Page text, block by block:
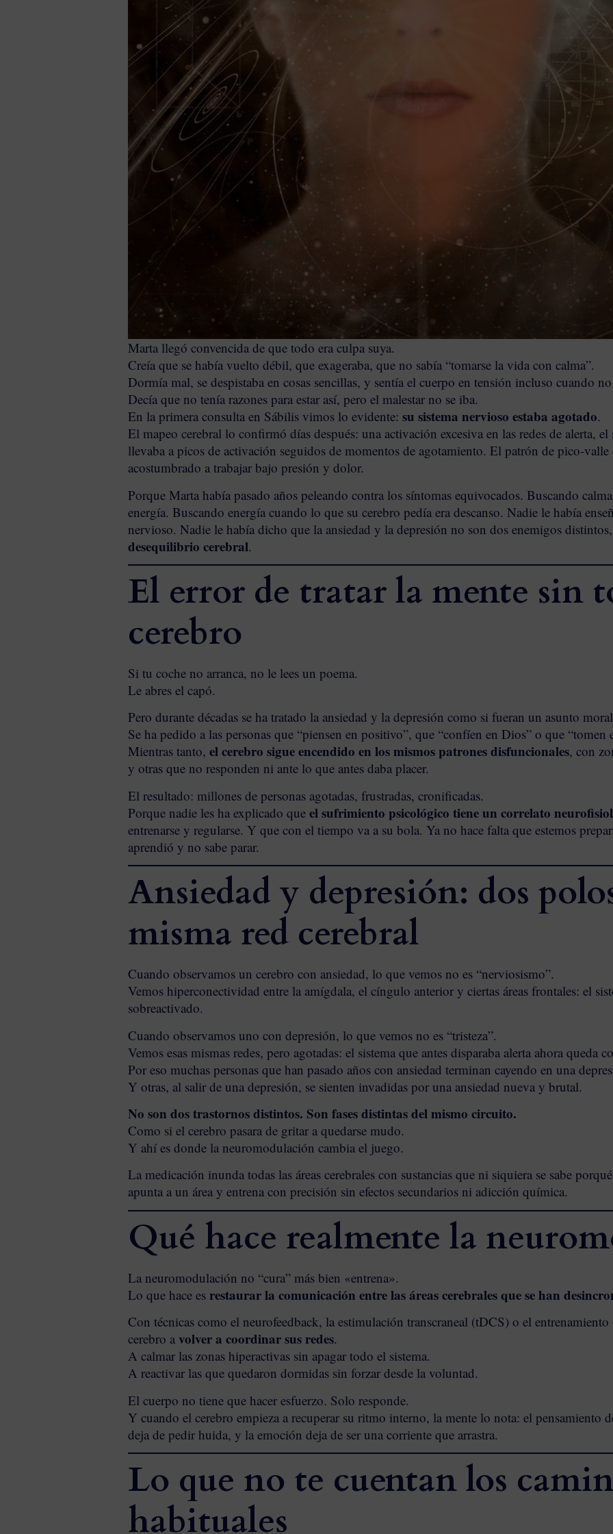
Marta llegó convencida de que todo era culpa suya.
Creía que se había vuelto débil, que exageraba, que no sabía “tomarse la vida con calma”.
Dormía mal, se despistaba en cosas sencillas, y sentía el cuerpo en tensión incluso cuando
Decía que no tenía razones para estar así, pero el malestar no se iba.
En la primera consulta en Sábilis vimos lo evidente: su sistema nervioso estaba agotado.
El mapeo cerebral lo confirmó días después: una activación excesiva en las redes de alerta,
llevaba a picos de activación seguidos de momentos de agotamiento. El patrón de pico-valle
acostumbrado a trabajar bajo presión y dolor.
Porque Marta había pasado años peleando contra los síntomas equivocados. Buscando
energía. Buscando energía cuando lo que su cerebro pedía era descanso. Nadie le había
nervioso. Nadie le había dicho que la ansiedad y la depresión no son dos enemigos
desequilibrio cerebral.
El error de tratar la mente sin
cerebro
Si tu coche no arranca, no le lees un poema.
Le abres el capó.
Pero durante décadas se ha tratado la ansiedad y la depresión como si fueran un asunto
Se ha pedido a las personas que “piensen en positivo”, que “confíen en Dios” o que “tomen
Mientras tanto, el cerebro sigue encendido en los mismos patrones disfuncionales, con
y otras que no responden ni ante lo que antes daba placer.
El resultado: millones de personas agotadas, frustradas, cronificadas.
Porque nadie les ha explicado que el sufrimiento psicológico tiene un correlato
entrenarse y regularse. Y que con el tiempo va a su bola. Ya no hace falta que estemos
aprendió y no sabe parar.
Ansiedad y depresión: dos
misma red cerebral
Cuando observamos un cerebro con ansiedad, lo que vemos no es “nerviosismo”.
Vemos hiperconectividad entre la amígdala, el cíngulo anterior y ciertas áreas frontales: el
sobreactivado.
Cuando observamos uno con depresión, lo que vemos no es “tristeza”.
Vemos esas mismas redes, pero agotadas: el sistema que antes disparaba alerta ahora queda
Por eso muchas personas que han pasado años con ansiedad terminan cayendo en una
Y otras, al salir de una depresión, se sienten invadidas por una ansiedad nueva y brutal.
No son dos trastornos distintos. Son fases distintas del mismo circuito.
Como si el cerebro pasara de gritar a quedarse mudo.
Y ahí es donde la neuromodulación cambia el juego.
La medicación inunda todas las áreas cerebrales con sustancias que ni siquiera se sabe
apunta a un área y entrena con precisión sin efectos secundarios ni adicción química.
Qué hace realmente la
La neuromodulación no “cura” más bien «entrena».
Lo que hace es restaurar la comunicación entre las áreas cerebrales que se han
Con técnicas como el neurofeedback, la estimulación transcraneal (tDCS) o el entrenamiento
cerebro a volver a coordinar sus redes.
A calmar las zonas hiperactivas sin apagar todo el sistema.
A reactivar las que quedaron dormidas sin forzar desde la voluntad.
El cuerpo no tiene que hacer esfuerzo. Solo responde.
Y cuando el cerebro empieza a recuperar su ritmo interno, la mente lo nota: el pensamiento
deja de pedir huida, y la emoción deja de ser una corriente que arrastra.
Lo que no te cuentan los
habituales